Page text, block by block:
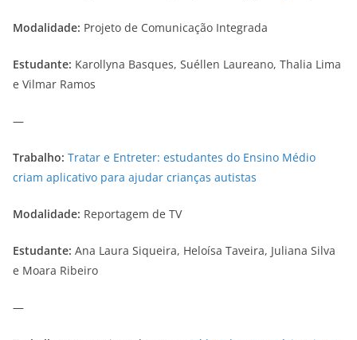
Modalidade: Projeto de Comunicação Integrada
Estudante: Karollyna Basques, Suéllen Laureano, Thalia Lima
e Vilmar Ramos
—
Trabalho: Tratar e Entreter: estudantes do Ensino Médio
criam aplicativo para ajudar crianças autistas
Modalidade: Reportagem de TV
Estudante: Ana Laura Siqueira, Heloísa Taveira, Juliana Silva
e Moara Ribeiro
—